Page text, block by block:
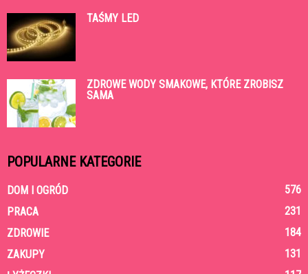
TAŚMY LED
ZDROWE WODY SMAKOWE, KTÓRE ZROBISZ
SAMA
POPULARNE KATEGORIE
DOM I OGRÓD
576
PRACA
231
ZDROWIE
184
ZAKUPY
131